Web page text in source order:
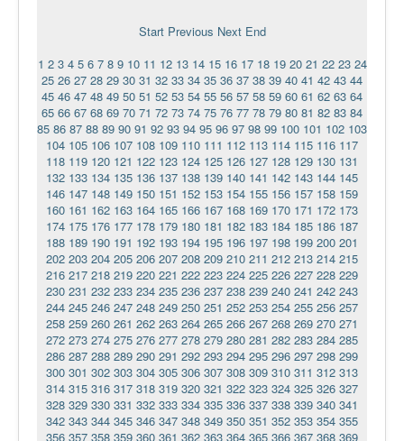
Start Previous Next End
1 2 3 4 5 6 7 8 9 10 11 12 13 14 15 16 17 18 19 20 21 22 23 24
25 26 27 28 29 30 31 32 33 34 35 36 37 38 39 40 41 42 43 44
45 46 47 48 49 50 51 52 53 54 55 56 57 58 59 60 61 62 63 64
65 66 67 68 69 70 71 72 73 74 75 76 77 78 79 80 81 82 83 84
85 86 87 88 89 90 91 92 93 94 95 96 97 98 99 100 101 102 103
104 105 106 107 108 109 110 111 112 113 114 115 116 117
118 119 120 121 122 123 124 125 126 127 128 129 130 131
132 133 134 135 136 137 138 139 140 141 142 143 144 145
146 147 148 149 150 151 152 153 154 155 156 157 158 159
160 161 162 163 164 165 166 167 168 169 170 171 172 173
174 175 176 177 178 179 180 181 182 183 184 185 186 187
188 189 190 191 192 193 194 195 196 197 198 199 200 201
202 203 204 205 206 207 208 209 210 211 212 213 214 215
216 217 218 219 220 221 222 223 224 225 226 227 228 229
230 231 232 233 234 235 236 237 238 239 240 241 242 243
244 245 246 247 248 249 250 251 252 253 254 255 256 257
258 259 260 261 262 263 264 265 266 267 268 269 270 271
272 273 274 275 276 277 278 279 280 281 282 283 284 285
286 287 288 289 290 291 292 293 294 295 296 297 298 299
300 301 302 303 304 305 306 307 308 309 310 311 312 313
314 315 316 317 318 319 320 321 322 323 324 325 326 327
328 329 330 331 332 333 334 335 336 337 338 339 340 341
342 343 344 345 346 347 348 349 350 351 352 353 354 355
356 357 358 359 360 361 362 363 364 365 366 367 368 369